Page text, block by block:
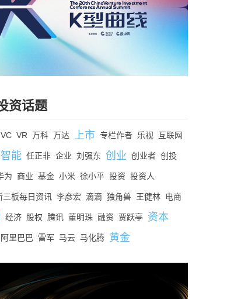
资话题
VC VR 万科 万达 上市 专栏作者 乐视 互联网
能 任正非 企业 刘强东 创业 创业者 创投
为 商业 基金 小米 徐小平 投资 投资人
三板每日资讯 李彦宏 滴滴 独角兽 王健林 电商
经济 股权 腾讯 董明珠 融资 贾跃亭 资本
阿里巴巴 雷军 马云 马化腾 黄金